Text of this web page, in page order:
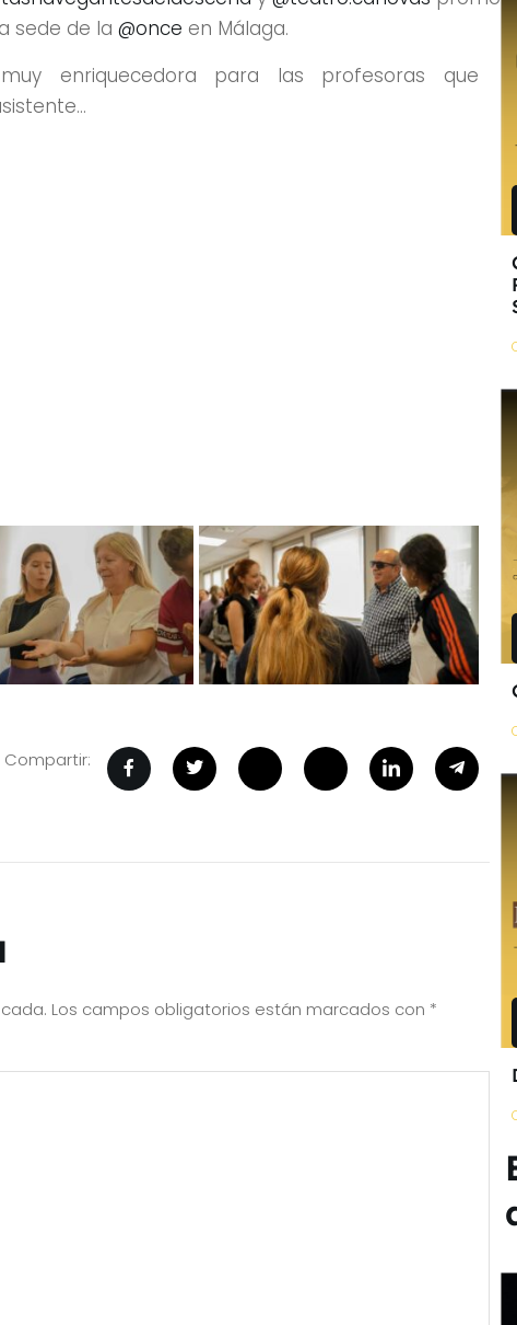
sede de la @once en Málaga.
enriquecedora para las profesoras que
Compartir:
Los campos obligatorios están marcados con *